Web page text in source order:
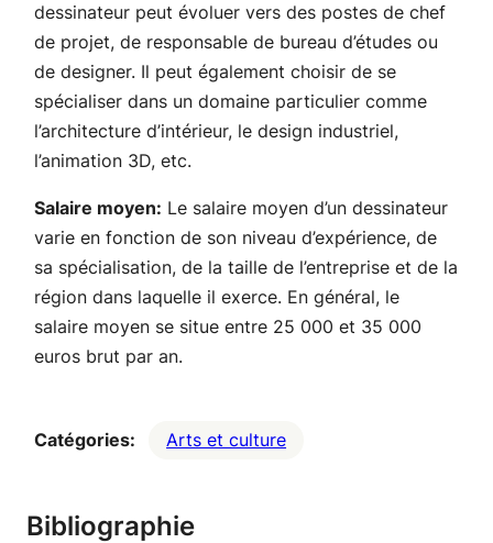
dessinateur peut évoluer vers des postes de chef
de projet, de responsable de bureau d’études ou
de designer. Il peut également choisir de se
spécialiser dans un domaine particulier comme
l’architecture d’intérieur, le design industriel,
l’animation 3D, etc.
Salaire moyen: Le salaire moyen d’un dessinateur
varie en fonction de son niveau d’expérience, de
sa spécialisation, de la taille de l’entreprise et de la
région dans laquelle il exerce. En général, le
salaire moyen se situe entre 25 000 et 35 000
euros brut par an.
Catégories: Arts et culture
Bibliographie